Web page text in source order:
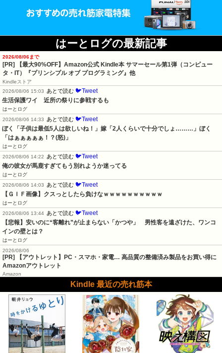
はーとログの最新記事
2026/08/06まで
[PR]
【最大90%OFF】Amazon公式 Kindle本 サマーセール第1弾（コンピュー
タ・IT）『プリンシプル オブ プログラミング』他
Kindleストア
2026/08/06 15:03
あとで読む 🐦Tweet
生活保護ワイ　近所の祭りに参戦するも
はーとログ
2026/08/06 14:33
あとで読む 🐦Tweet
ぼく「子供は最低5人は欲しいね！」嫁「2人くらいで十分でしょ………」ぼく
「はぁぁぁぁぁ！？(怒)」
はーとログ
2026/08/06 14:22
あとで読む 🐦Tweet
俺の彼女が馬鹿すぎてもう別れようか迷ってる
はーとログ
2026/08/06 14:03
あとで読む 🐦Tweet
【ＧＩＦ画像】クスっとしたら負けなｗｗｗｗｗｗｗｗｗｗ
はーとログ
2026/08/06 13:44 あとで読む 🐦Tweet
【悲報】安いのに“客離れ”が止まらない「かつや」　男性客を遠ざけた、ワンコ
インの壁とは？
はーとログ
2026/08/06
[PR] 【アウトレット】PC・スマホ・家電… 高品質の整備済み製品をお買い得に
Amazonアウトレット
Amazon
Kindle 最近の売れ筋本